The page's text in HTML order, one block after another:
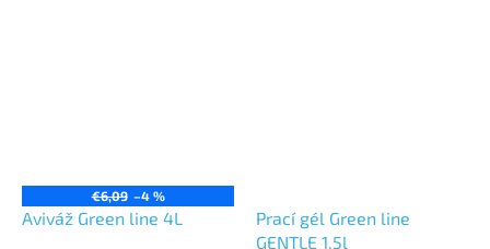
€6,09 –4 %
Aviváž Green line 4L
Prací gél Green line
GENTLE 1,5l